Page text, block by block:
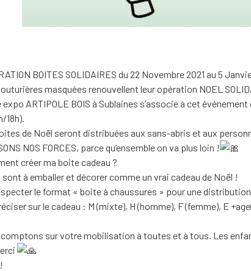
BOITES SOLIDAIRES du 22 Novembre 2021 au 5
masquées renouvellent leur opération NOEL
ARTIPOLE BOIS à Sublaines s’associe à cet
18h).
de Noël seront distribuées aux sans-abris et aux
NOS FORCES, parce qu’ensemble on va plus loin !
créer ma boite cadeau ?
à emballer et décorer comme un vrai cadeau de Noël !
le format « boite à chaussures » pour une
sur le cadeau : M (mixte), H (homme), F (femme), E
sur votre mobilisation à toutes et à tous. Les